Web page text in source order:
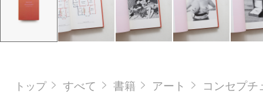
トップ すべて 書籍 アート コンセプ